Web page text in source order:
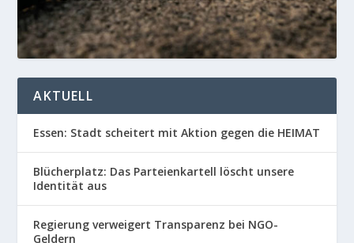
AKTUELL
Essen: Stadt scheitert mit Aktion gegen die HEIMAT
Blücherplatz: Das Parteienkartell löscht unsere
Identität aus
Regierung verweigert Transparenz bei NGO-
Geldern